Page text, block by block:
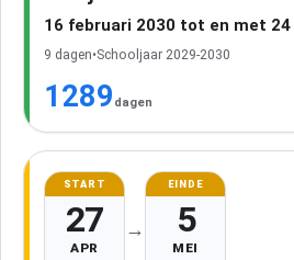
16 februari 2030 tot en met
9 dagen•Schooljaar 2029-2030
1289 dagen
START
27
APR
→
EINDE
5
MEI